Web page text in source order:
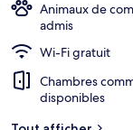
Animaux de
admis
Wi-Fi gratuit
Chambres
disponibles